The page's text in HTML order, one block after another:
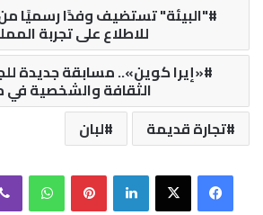
"البيئة" تستضيف وفدًا رسميًا
للاطلاع على تجربة
«إيرا كوين».. مسابقة جديدة
الثقافة والشخصية في
تجارة قديمة
لبان
فيسبوك‫X لينكدإن بينتيريست